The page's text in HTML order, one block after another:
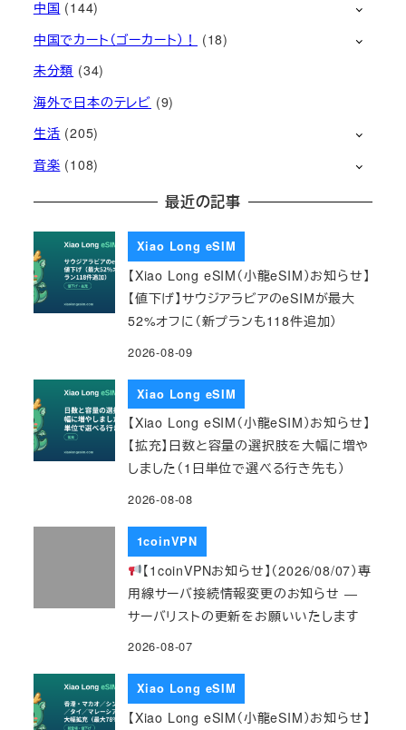
中国 (144)
中国でカート（ゴーカート）！
(18)
未分類 (34)
海外で日本のテレビ (9)
生活 (205)
音楽 (108)
最近の記事
Xiao Long eSIM
【Xiao Long eSIM（小龍eSIM）お知らせ】
【値下げ】サウジアラビアのeSIMが最大
52%オフに（新プランも118件追加）
2026-08-09
Xiao Long eSIM
【Xiao Long eSIM（小龍eSIM）お知らせ】
【拡充】日数と容量の選択肢を大幅に増や
しました（1日単位で選べる行き先も）
2026-08-08
1coinVPN
【1coinVPNお知らせ】（2026/08/07）専
用線サーバ接続情報変更のお知らせ ―
サーバリストの更新をお願いいたします
2026-08-07
Xiao Long eSIM
【Xiao Long eSIM（小龍eSIM）お知らせ】